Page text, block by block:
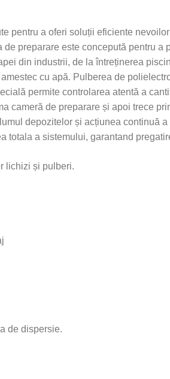
a oferi soluții eficiente
preparare este concepută pentru
din industrii, de la întreținerea
cu apă. Pulberea de
permite controlarea atentă a
cameră de preparare și apoi trece
depozitelor și acțiunea continuă
totala a sistemului, garantand
lichizi și pulberi.
de dispersie.